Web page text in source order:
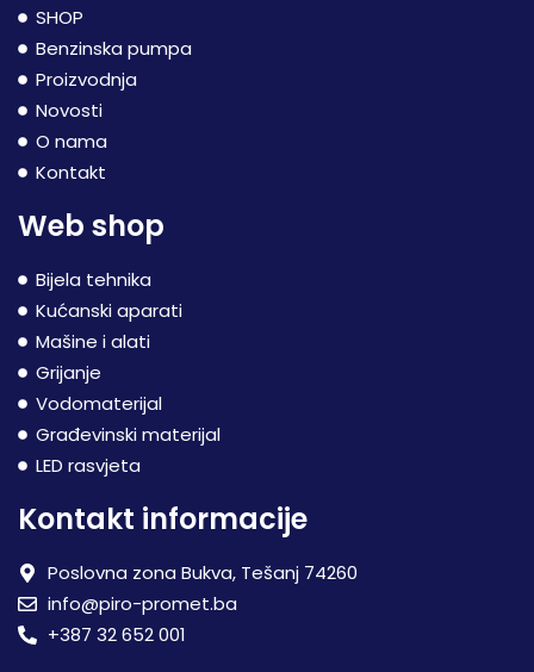
SHOP
Benzinska pumpa
Proizvodnja
Novosti
O nama
Kontakt
Web shop
Bijela tehnika
Kućanski aparati
Mašine i alati
Grijanje
Vodomaterijal
Građevinski materijal
LED rasvjeta
Kontakt informacije
Poslovna zona Bukva, Tešanj 74260
info@piro-promet.ba
+387 32 652 001